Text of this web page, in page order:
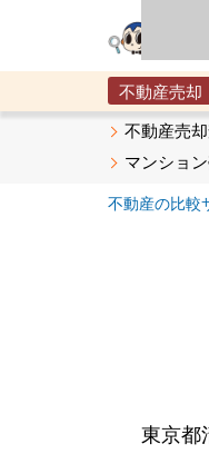
不動産売却
メタ住宅展
不動産売
マンショ
不動産の比較
東京都